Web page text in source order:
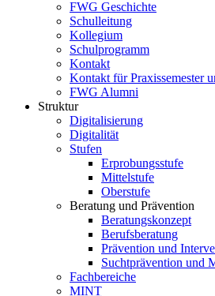
FWG Geschichte
Schulleitung
Kollegium
Schulprogramm
Kontakt
Kontakt für Praxissemester
FWG Alumni
Struktur
Digitalisierung
Digitalität
Stufen
Erprobungsstufe
Mittelstufe
Oberstufe
Beratung und Prävention
Beratungskonzept
Berufsberatung
Prävention und
Suchtprävention und
Fachbereiche
MINT